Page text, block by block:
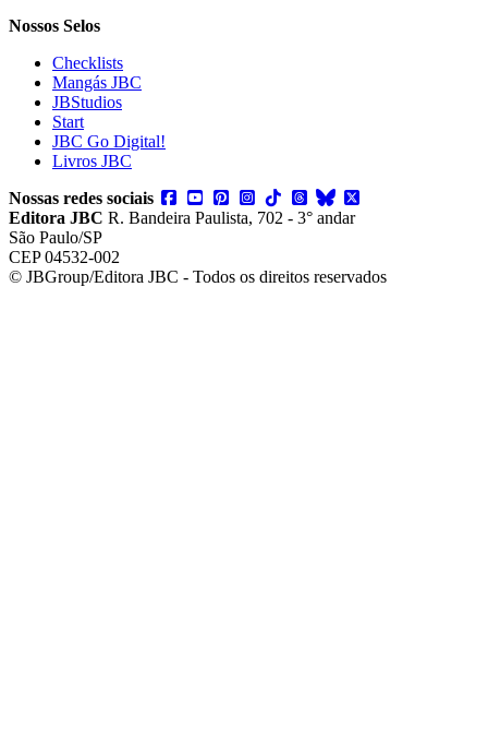
Nossos Selos
Checklists
Mangás JBC
JBStudios
Start
JBC Go Digital!
Livros JBC
Nossas redes sociais
Editora JBC R. Bandeira Paulista, 702 - 3° andar
São Paulo/SP
CEP 04532-002
© JBGroup/Editora JBC - Todos os direitos reservados